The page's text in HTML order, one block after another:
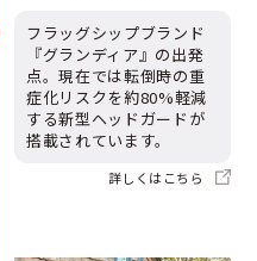
フラッグシップブランド
『グランディア』の出発
点。現在では転倒時の重
症化リスクを約80%軽減
する新型ヘッドガードが
搭載されています。
詳しくは こちら